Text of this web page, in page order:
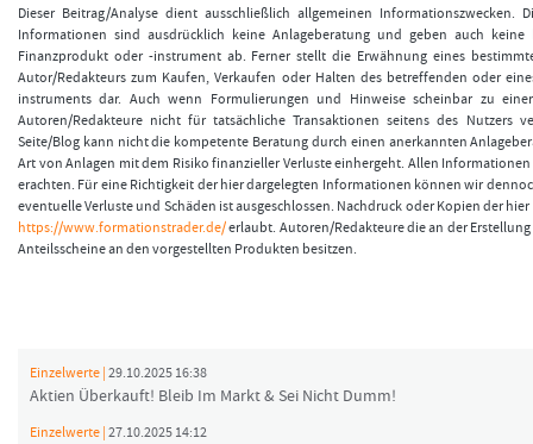
Dieser Beitrag/Analyse dient ausschließlich allgemeinen
Informationen sind ausdrücklich keine Anlageberatung und geben auch
Finanzprodukt oder -instrument ab. Ferner stellt die Erwähnung eines
Autor/Redakteurs zum Kaufen, Verkaufen oder Halten des betreffenden oder
instruments dar. Auch wenn Formulierungen und Hinweise scheinbar zu
Autoren/Redakteure nicht für tatsächliche Transaktionen seitens des Nutzers
Seite/Blog kann nicht die kompetente Beratung durch einen anerkannten
Art von Anlagen mit dem Risiko finanzieller Verluste einhergeht. Allen
erachten. Für eine Richtigkeit der hier dargelegten Informationen können wir
eventuelle Verluste und Schäden ist ausgeschlossen. Nachdruck oder Kopien der
https://www.formationstrader.de/erlaubt. Autoren/Redakteure die an der
Anteilsscheine an den vorgestellten Produkten besitzen.
Einzelwerte | 29.10.2025 16:38
Aktien Überkauft! Bleib Im Markt & Sei Nicht Dumm!
Einzelwerte | 27.10.2025 14:12